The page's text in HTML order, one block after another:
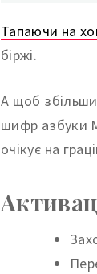
Тапаючи на
біржі.
А щоб
шифр азбуки
очікує на